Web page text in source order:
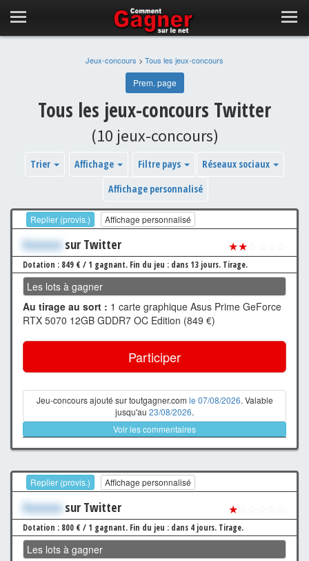
Jeux-concours > Tous les jeux-concours
Prem. page
Tous les jeux-concours Twitter
(10 jeux-concours)
Trier Affichage Filtre pays
Réseaux sociaux
Affichage personnalisé
Replier (provis.) Affichage personnalisé
Xxxxxxx sur Twitter ★★
Dotation : 849 € / 1 gagnant. Fin du jeu : dans 13 jours. Tirage.
Les lots à gagner
Au tirage au sort : 1 carte graphique Asus Prime GeForce
RTX 5070 12GB GDDR7 OC Edition (849 €)
Participer
Jeu-concours ajouté sur toutgagner.com le 07/08/2026. Valable
jusqu'au 23/08/2026.
Voir les commentaires
Replier (provis.) Affichage personnalisé
Xxxxxxx sur Twitter ★
Dotation : 800 € / 1 gagnant. Fin du jeu : dans 4 jours. Tirage.
Les lots à gagner